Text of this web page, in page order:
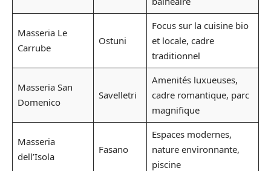
Masseria Le
Carrube
Ostuni
Focus sur la cuisine bio
et locale, cadre
traditionnel
Masseria San
Domenico
Savelletri
Amenités luxueuses,
cadre romantique, parc
magnifique
Masseria
dell’Isola
Fasano
Espaces modernes,
nature environnante,
piscine